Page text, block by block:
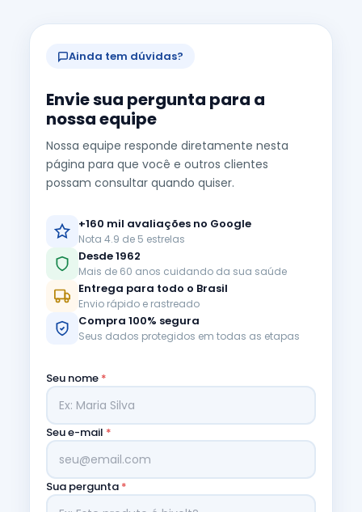
Ainda tem dúvidas?
Envie sua pergunta para a
nossa equipe
Nossa equipe responde diretamente nesta
página para que você e outros clientes
possam consultar quando quiser.
+160 mil avaliações no Google
Nota 4.9 de 5 estrelas
Desde 1962
Mais de 60 anos cuidando da sua saúde
Entrega para todo o Brasil
Envio rápido e rastreado
Compra 100% segura
Seus dados protegidos em todas as etapas
Seu nome *
Seu e-mail *
Sua pergunta *